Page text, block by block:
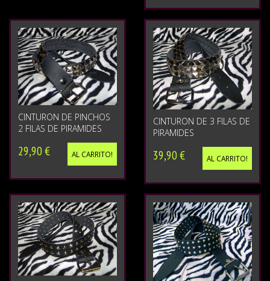
CINTURON DE PINCHOS
2 FILAS DE PIRAMIDES
29,90 € AL CARRITO!
CINTURON DE 3 FILAS DE
PIRAMIDES
39,90 € AL CARRITO!